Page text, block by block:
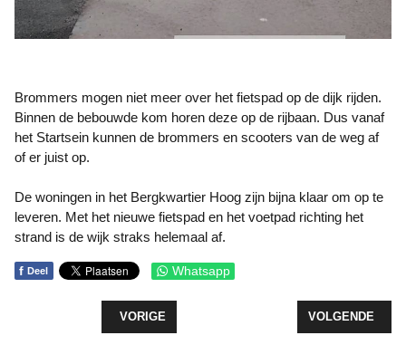
Brommers mogen niet meer over het fietspad op de dijk rijden.
Binnen de bebouwde kom horen deze op de rijbaan. Dus vanaf
het Startsein kunnen de brommers en scooters van de weg af
of er juist op.
De woningen in het Bergkwartier Hoog zijn bijna klaar om op te
leveren. Met het nieuwe fietspad en het voetpad richting het
strand is de wijk straks helemaal af.
f Deel Whatsapp
VORIG ARTIKEL: NIEUWE LOCATIE VOOR
VORIGE VOLGENDE
VOLGENDE